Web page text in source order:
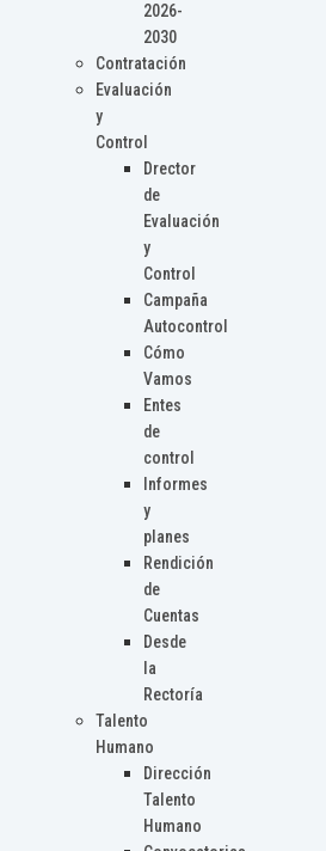
2026-
2030
Contratación
Evaluación
y
Control
Drector
de
Evaluación
y
Control
Campaña
Autocontrol
Cómo
Vamos
Entes
de
control
Informes
y
planes
Rendición
de
Cuentas
Desde
la
Rectoría
Talento
Humano
Dirección
Talento
Humano